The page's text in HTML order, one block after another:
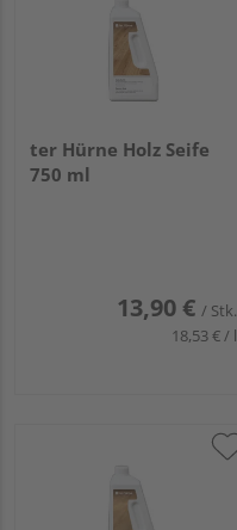
ter Hürne Holz Seife
750 ml
13,90 € / Stk.
18,53 € / l